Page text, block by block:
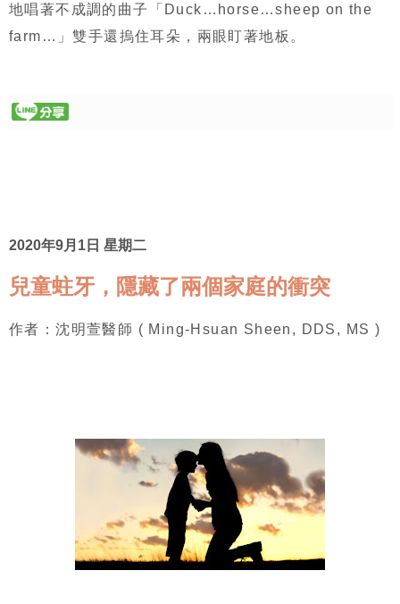
地唱著不成調的曲子「Duck…horse…sheep on the
farm…」雙手還摀住耳朵，兩眼盯著地板。
2020年9月1日 星期二
兒童蛀牙，隱藏了兩個家庭的衝突
作者：沈明萱醫師 ( Ming-Hsuan Sheen, DDS, MS )